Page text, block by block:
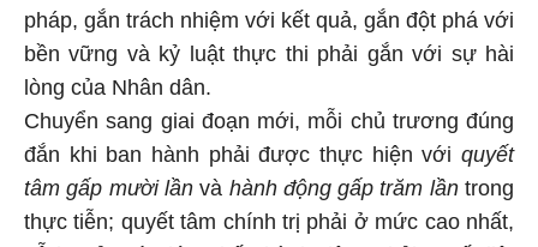
pháp, gắn trách nhiệm với kết quả, gắn đột phá với
bền vững và kỷ luật thực thi phải gắn với sự hài
lòng của Nhân dân.
Chuyển sang giai đoạn mới, mỗi chủ trương đúng
đắn khi ban hành phải được thực hiện với quyết
tâm gấp mười lầnvà hành động gấp trăm lầntrong
thực tiễn; quyết tâm chính trị phải ở mức cao nhất,